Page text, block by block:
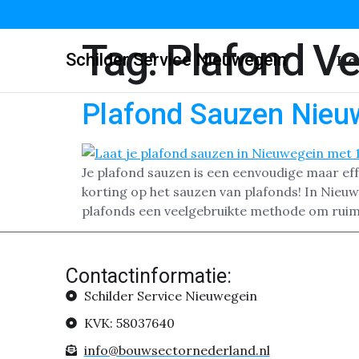
Schilder Service Nieuwegein
Tag:Plafond
Plafond Sauzen
Je plafond sauzen is een eenvoudige maar
korting op het sauzen van plafonds! In
plafonds een veelgebruikte methode om
Contactinformatie:
Schilder Service Nieuwegein
KVK: 58037640
info@bouwsectornederland.nl